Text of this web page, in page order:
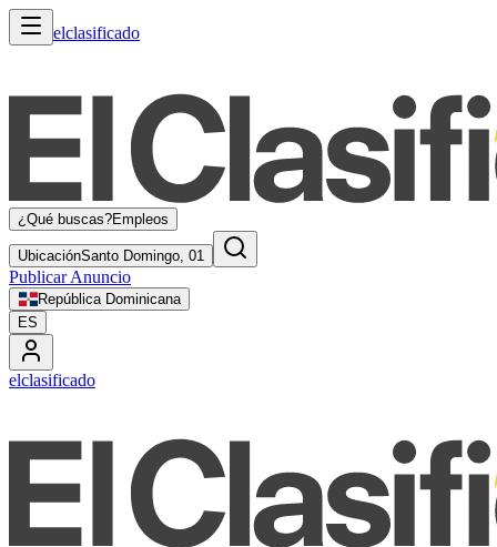
elclasificado
¿Qué buscas?Empleos
UbicaciónSanto Domingo, 01
Publicar Anuncio
República Dominicana
ES
elclasificado